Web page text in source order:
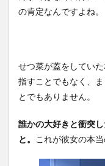
の肯定なんですよね。
せつ菜が蓋をしてい
指すことでもなく、
とでもありません。
誰かの大好きと衝突
と。
これが彼女の本